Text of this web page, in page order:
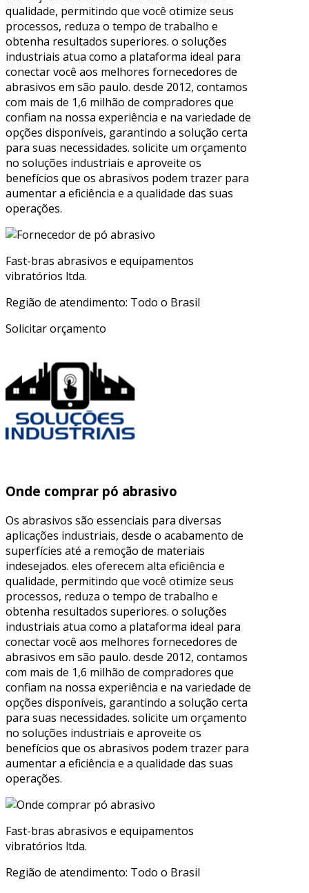
qualidade, permitindo que você otimize seus
processos, reduza o tempo de trabalho e
obtenha resultados superiores. o soluções
industriais atua como a plataforma ideal para
conectar você aos melhores fornecedores de
abrasivos em são paulo. desde 2012, contamos
com mais de 1,6 milhão de compradores que
confiam na nossa experiência e na variedade de
opções disponíveis, garantindo a solução certa
para suas necessidades. solicite um orçamento
no soluções industriais e aproveite os
benefícios que os abrasivos podem trazer para
aumentar a eficiência e a qualidade das suas
operações.
Fast-bras abrasivos e equipamentos
vibratórios ltda.
Região de atendimento: Todo o Brasil
Solicitar orçamento
Onde comprar pó abrasivo
Os abrasivos são essenciais para diversas
aplicações industriais, desde o acabamento de
superfícies até a remoção de materiais
indesejados. eles oferecem alta eficiência e
qualidade, permitindo que você otimize seus
processos, reduza o tempo de trabalho e
obtenha resultados superiores. o soluções
industriais atua como a plataforma ideal para
conectar você aos melhores fornecedores de
abrasivos em são paulo. desde 2012, contamos
com mais de 1,6 milhão de compradores que
confiam na nossa experiência e na variedade de
opções disponíveis, garantindo a solução certa
para suas necessidades. solicite um orçamento
no soluções industriais e aproveite os
benefícios que os abrasivos podem trazer para
aumentar a eficiência e a qualidade das suas
operações.
Fast-bras abrasivos e equipamentos
vibratórios ltda.
Região de atendimento: Todo o Brasil